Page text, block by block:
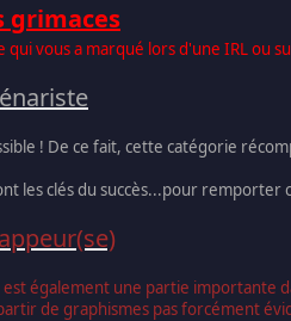
grimaces
vous a marqué lors d'une IRL ou
! De ce fait, cette catégorie
les clés du succès...pour remporter
est également une partie importante
de graphismes pas forcément